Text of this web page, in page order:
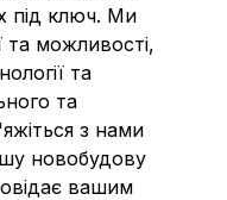
під ключ. Ми
та можливості,
та
та
з нами
новобудову
вашим